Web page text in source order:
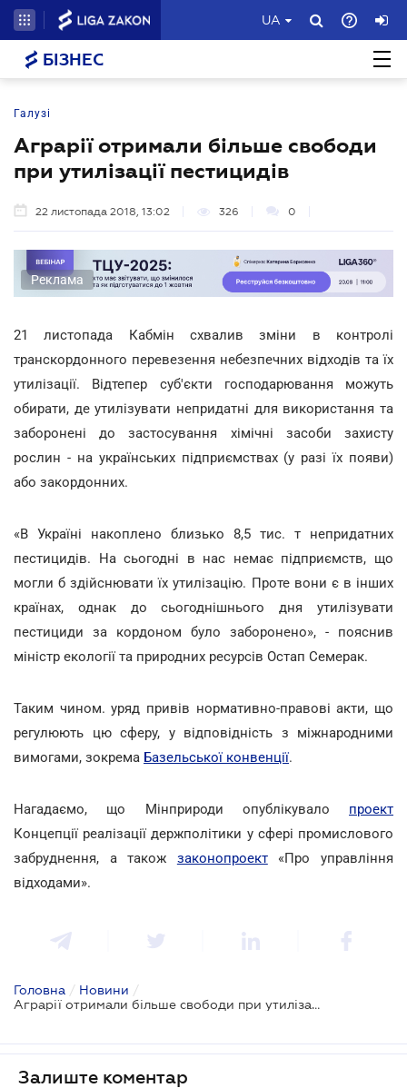
UA
БІЗНЕС
Галузі
Аграрії отримали більше свободи
при утилізації пестицидів
22 листопада 2018, 13:02 326 0
Реклама
21 листопада Кабмін схвалив зміни в контролі
транскордонного перевезення небезпечних відходів та їх
утилізації. Відтепер суб'єкти господарювання можуть
обирати, де утилізувати непридатні для використання та
заборонені до застосування хімічні засоби захисту
рослин - на українських підприємствах (у разі їх появи)
або закордонних.
«В Україні накоплено близько 8,5 тис. т непридатних
пестицидів. На сьогодні в нас немає підприємств, що
могли б здійснювати їх утилізацію. Проте вони є в інших
країнах, однак до сьогоднішнього дня утилізувати
пестициди за кордоном було заборонено», - пояснив
міністр екології та природних ресурсів Остап Семерак.
Таким чином. уряд привів нормативно-правові акти, що
регулюють цю сферу, у відповідність з міжнародними
вимогами, зокрема Базельської конвенції.
Нагадаємо, що Мінприроди опублікувало проект
Концепції реалізації держполітики у сфері промислового
забруднення, а також законопроект«Про управління
відходами».
Головна / Новини /
Аграрії отримали більше свободи при утилізації пестицидів
Залиште коментар